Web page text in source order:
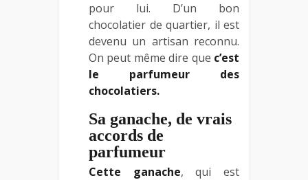
pour lui. D’un bon
chocolatier de quartier, il est
devenu un artisan reconnu.
On peut même dire que c’est
le parfumeur des
chocolatiers.
Sa ganache, de vrais
accords de
parfumeur
Cette ganache, qui est